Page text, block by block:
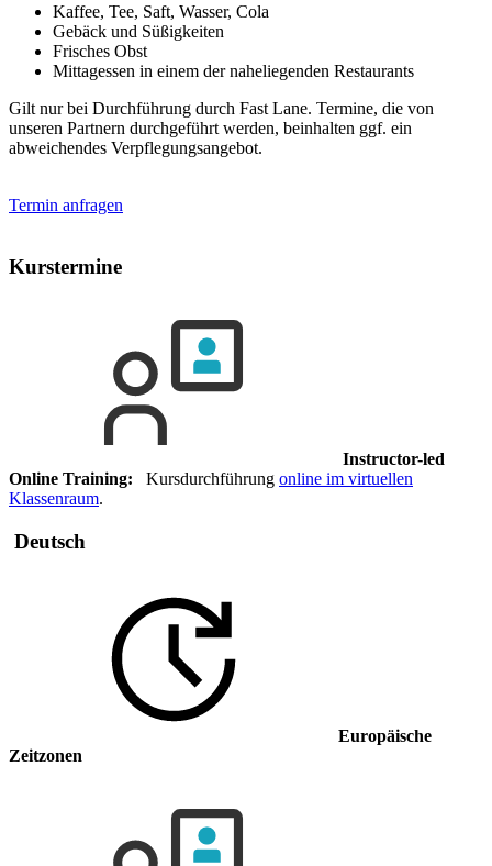
Kaffee, Tee, Saft, Wasser, Cola
Gebäck und Süßigkeiten
Frisches Obst
Mittagessen in einem der naheliegenden Restaurants
Gilt nur bei Durchführung durch Fast Lane. Termine, die von
unseren Partnern durchgeführt werden, beinhalten ggf. ein
abweichendes Verpflegungsangebot.
Termin anfragen
Kurstermine
Instructor-led
Online Training: Kursdurchführung online im virtuellen
Klassenraum.
Deutsch
Europäische
Zeitzonen